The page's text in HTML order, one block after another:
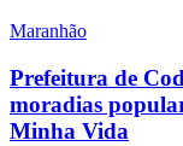
Maranhão
Prefeitura de
moradias
Minha Vida